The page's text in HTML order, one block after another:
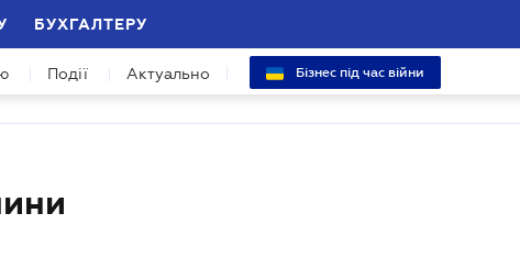
БУХГАЛТЕРУ
Події Актуально Бізнес під час війни